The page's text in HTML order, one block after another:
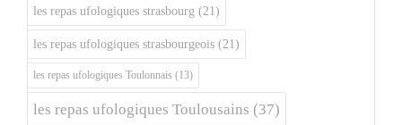
les repas ufologiques strasbourg (21)
les repas ufologiques strasbourgeois (21)
les repas ufologiques Toulonnais (13)
les repas ufologiques Toulousains (37)